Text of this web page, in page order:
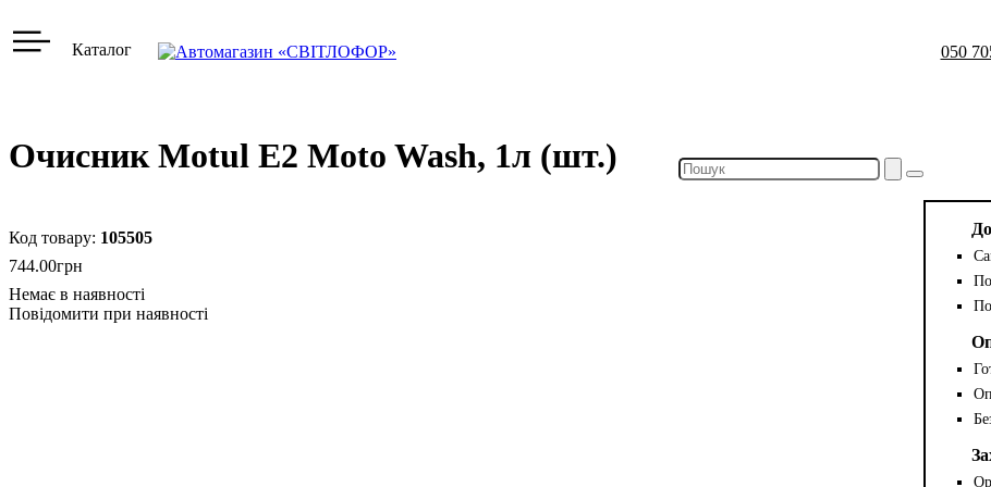
Очисник Motul E2 Moto Wash, 1л (шт.)
105505
744.00грн
Повідомити при наявності
Каталог 050